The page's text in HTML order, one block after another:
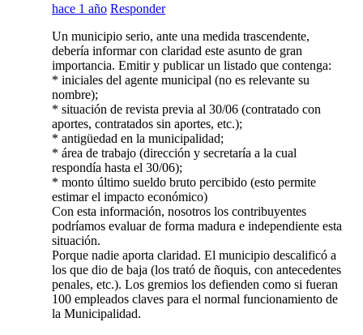
hace 1 año Responder
Un municipio serio, ante una medida trascendente,
debería informar con claridad este asunto de gran
importancia. Emitir y publicar un listado que contenga:
* iniciales del agente municipal (no es relevante su
nombre);
* situación de revista previa al 30/06 (contratado con
aportes, contratados sin aportes, etc.);
* antigüedad en la municipalidad;
* área de trabajo (dirección y secretaría a la cual
respondía hasta el 30/06);
* monto último sueldo bruto percibido (esto permite
estimar el impacto económico)
Con esta información, nosotros los contribuyentes
podríamos evaluar de forma madura e independiente esta
situación.
Porque nadie aporta claridad. El municipio descalificó a
los que dio de baja (los trató de ñoquis, con antecedentes
penales, etc.). Los gremios los defienden como si fueran
100 empleados claves para el normal funcionamiento de
la Municipalidad.